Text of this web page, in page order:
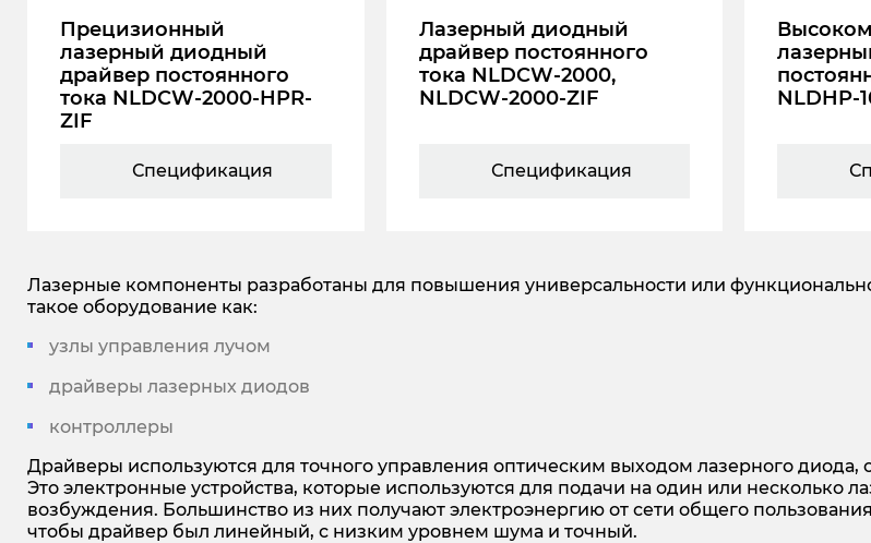
Прецизионный
лазерный диодный
драйвер постоянного
тока NLDCW-2000-HPR-
ZIF
Спецификация
Лазерный диодный
драйвер постоянного
тока NLDCW-2000,
NLDCW-2000-ZIF
Спецификация
NLDHP-
Лазерные компоненты разработаны для повышения универсальности или
такое оборудование как:
узлы управления лучом
драйверы лазерных диодов
контроллеры
Драйверы используются для точного управления оптическим выходом лазерного
Это электронные устройства, которые используются для подачи на один или несколько
возбуждения. Большинство из них получают электроэнергию от сети общего
чтобы драйвер был линейный, с низким уровнем шума и точный.